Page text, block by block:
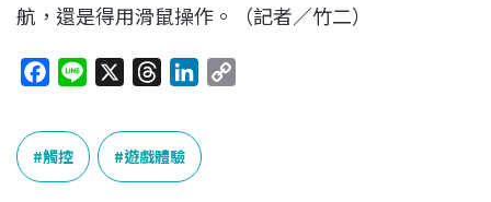
航，還是得用滑鼠操作。（記者／竹二）
c
e
b
e
r
e
a
k
觸控 遊戲體驗